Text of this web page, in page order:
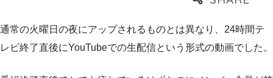
通常の火曜日の夜にアップされるものとは異なり、24時間テ
レビ終了直後にYouTubeでの生配信という形式の動画でした。